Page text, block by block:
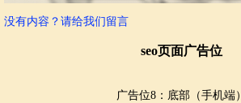
没有内容？请给我们留言
seo页面广告位
广告位8：底部（手机端）